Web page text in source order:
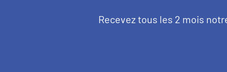
Texte
Recevez tous les 2 mois